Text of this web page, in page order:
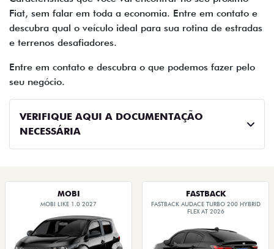
Fiat, sem falar em toda a economia. Entre em contato e
descubra qual o veículo ideal para sua rotina de estradas
e terrenos desafiadores.
Entre em contato e descubra o que podemos fazer pelo
seu negócio.
VERIFIQUE AQUI A DOCUMENTAÇÃO
NECESSÁRIA
MOBI
MOBI LIKE 1.0 2027
FASTBACK
FASTBACK AUDACE TURBO 200 HYBRID
FLEX AT 2026